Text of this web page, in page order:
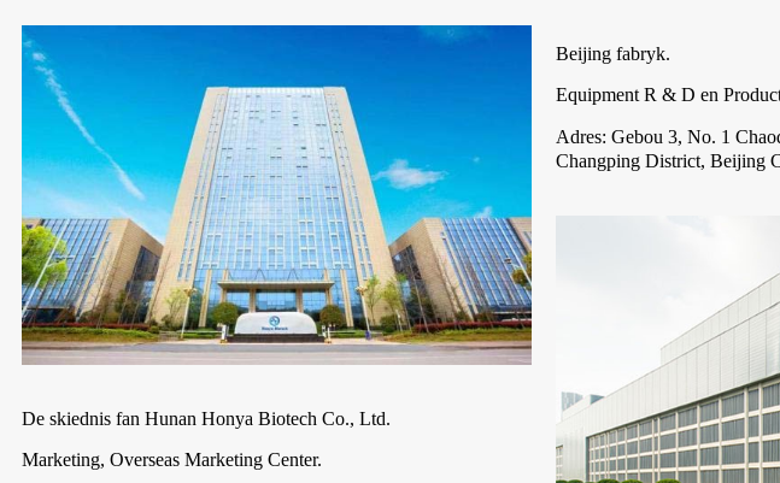
De skiednis fan Hunan Honya Biotech Co., Ltd.
Marketing, Overseas Marketing Center.
Beijing fabryk.
Equipment R & D en
Adres: Gebou 3, No. 1
Changping District, Beijing